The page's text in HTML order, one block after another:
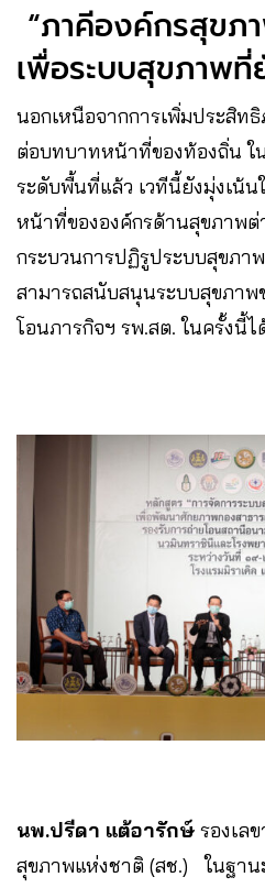
“ภาคีองค์กรสุข
เพื่อระบบสุขภาพ
นอกเหนือจากการเพิ่มประสิท
ต่อบทบาทหน้าที่ของท้องถิ่น ใ
ระดับพื้นที่แล้ว เวทีนี้ยังมุ่งเน้น
หน้าที่ขององค์กรด้านสุขภาพต่
กระบวนการปฏิรูประบบสุขภา
สามารถสนับสนุนระบบสุขภาพ
โอนภารกิจฯ รพ.สต. ในครั้งนี้ไ
นพ.ปรีดา แต้อารักษ์ รองเล
สุขภาพแห่งชาติ (สช.) ในฐา